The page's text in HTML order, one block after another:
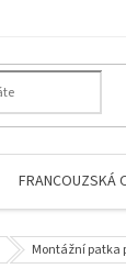
FRANCOUZSKÁ
Montážní patka